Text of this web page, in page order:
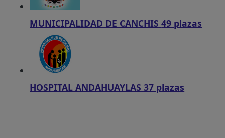
MUNICIPALIDAD DE CANCHIS49 plazas
HOSPITAL ANDAHUAYLAS37 plazas